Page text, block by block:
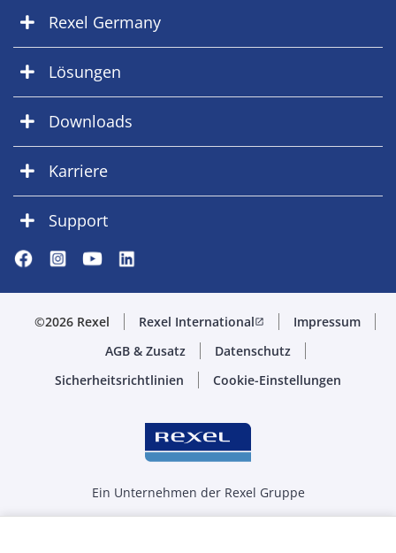
Rexel Germany
Lösungen
Downloads
Karriere
Support
©2026 Rexel Rexel Internationalopen_in_new
Impressum
AGB & Zusatz
Datenschutz
Sicherheitsrichtlinien
Cookie-Einstellungen
Ein Unternehmen der Rexel Gruppe